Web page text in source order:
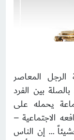
الرجل المعاصر
بين الفرد
يحمله على
الاجتماعية –
… إن الناس